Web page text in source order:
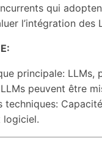
qui
l’intégration
principale: LLMs,
peuvent être
techniques:
logiciel.